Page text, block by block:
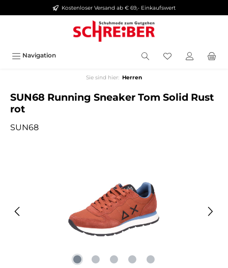
springen Kostenloser Versand ab € 69,- Einkaufswert
Navigation
Sie sind hier: Herren
SUN68 Running Sneaker Tom Solid Rust
rot
SUN68